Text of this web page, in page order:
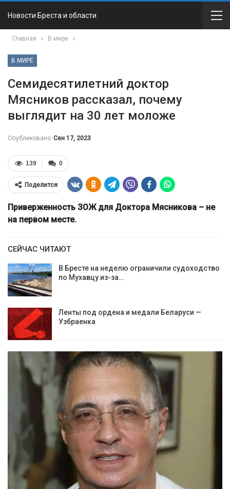
Новости Бреста и области
Главная В мире
В МИРЕ
Семидесятилетний доктор
Мясников рассказал, почему
выглядит на 30 лет моложе
Опубликовано Сен 17, 2023
0
139
Поделится
Приверженность ЗОЖ для Доктора Мясникова – не
на первом месте.
СЕЙЧАС ЧИТАЮТ
В Бресте на неделю ограничили судоходство
по Мухавцу из-за…
Ленты под ордена и медали Беларуси —
Узбраенка